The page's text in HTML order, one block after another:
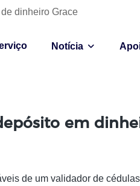
dinheiro Grace
Notícia
em
​​de um validador de